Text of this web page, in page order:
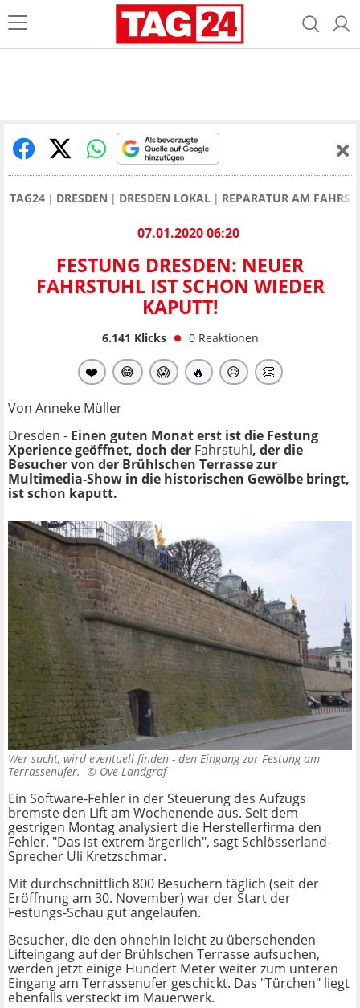
TAG24 DRESDEN DRESDEN LOKAL REPARATUR AM
07.01.2020 06:20
FESTUNG DRESDEN: NEUER
FAHRSTUHL IST SCHON WIEDER
KAPUTT!
6.141 Klicks 0 Reaktionen
❤️ 😂 😱 🔥 😥 👏
Von Anneke Müller
Dresden - Einen guten Monat erst ist die Festung
Xperience geöffnet, doch der Fahrstuhl, der die
Besucher von der Brühlschen Terrasse zur
Multimedia-Show in die historischen Gewölbe bringt,
ist schon kaputt.
Wer sucht, wird eventuell finden - den Eingang zur Festung am
Terrassenufer. © Ove Landgraf
Ein Software-Fehler in der Steuerung des Aufzugs
bremste den Lift am Wochenende aus. Seit dem
gestrigen Montag analysiert die Herstellerfirma den
Fehler. "Das ist extrem ärgerlich", sagt Schlösserland-
Sprecher Uli Kretzschmar.
Mit durchschnittlich 800 Besuchern täglich (seit der
Eröffnung am 30. November) war der Start der
Festungs-Schau gut angelaufen.
Besucher, die den ohnehin leicht zu übersehenden
Lifteingang auf der Brühlschen Terrasse aufsuchen,
werden jetzt einige Hundert Meter weiter zum unteren
Eingang am Terrassenufer geschickt. Das "Türchen" liegt
ebenfalls versteckt im Mauerwerk.